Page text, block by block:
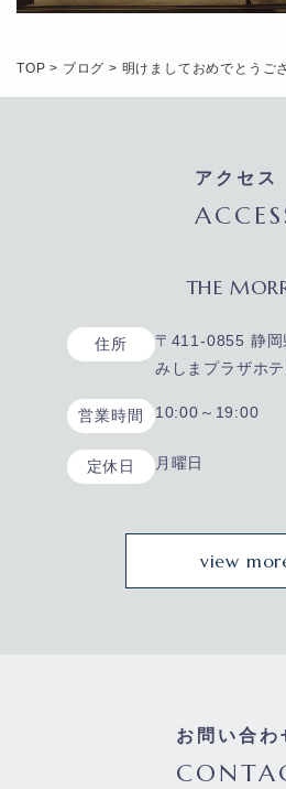
TOP > ブログ > 明けましておめでとうご
アクセス
THE
住所
〒411-0855 静岡
みしまプラザホ
営業時間 10:00～19:00
定休日 月曜日
view
お問い合わ